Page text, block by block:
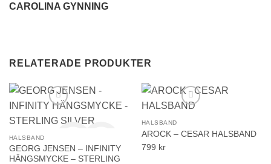
CAROLINA GYNNING
RELATERADE PRODUKTER
HALSBAND
GEORG JENSEN – INFINITY
HÄNGSMYCKE – STERLING
HALSBAND
AROCK – CESAR HALSBAND
799 kr